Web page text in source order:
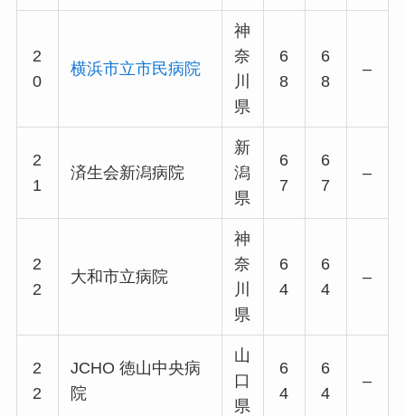
2
0
横浜市立市民病院
神
奈
川
県
6
8
6
8
–
2
1
済生会新潟病院
新
潟
県
6
7
6
7
–
2
2
大和市立病院
神
奈
川
県
6
4
6
4
–
2
2
JCHO 徳山中央病
院
山
口
県
6
4
6
4
–